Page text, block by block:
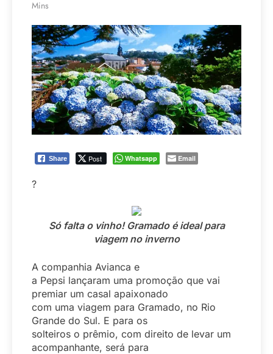
Mins
Share Post Whatsapp Email
?
Só falta o vinho! Gramado é ideal para
viagem no inverno
A companhia Avianca e
a Pepsi lançaram uma promoção que vai
premiar um casal apaixonado
com uma viagem para Gramado, no Rio
Grande do Sul. E para os
solteiros o prêmio, com direito de levar um
acompanhante, será para